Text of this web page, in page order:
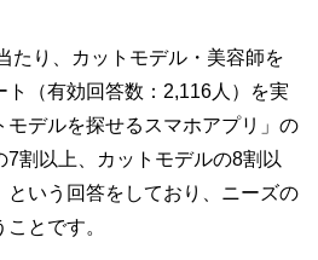
たり、カットモデル・美容師を
（有効回答数：2,116人）を実
モデルを探せるスマホアプリ」の
割以上、カットモデルの8割以
という回答をしており、ニーズの
とです。